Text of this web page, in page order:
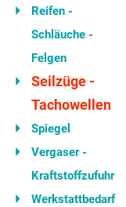
Reifen -
Schläuche -
Felgen
Seilzüge -
Tachowellen
Spiegel
Vergaser -
Kraftstoffzufuhr
Werkstattbedarf